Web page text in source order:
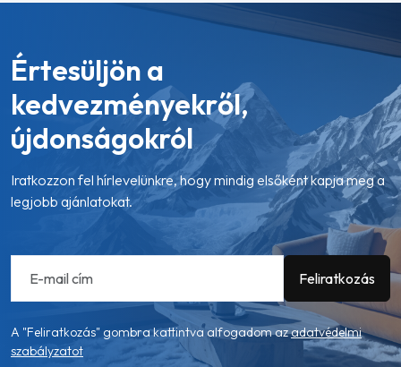
Értesüljön a
kedvezményekről,
újdonságokról
Iratkozzon fel hírlevelünkre, hogy mindig elsőként kapja meg a
legjobb ajánlatokat.
A "Feliratkozás" gombra kattintva alfogadom azadatvédelmi
szabályzatot